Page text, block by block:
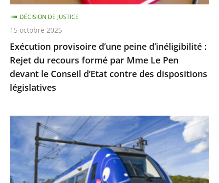
formé
par
Mme
Le
Pen
devant
le
d’Etat
contre
dispositions
législatives
Exécution provisoire d’une peine d’inéligibilité :
Rejet du recours formé par Mme Le Pen
devant le Conseil d’Etat contre des dispositions
législatives
DÉCISION DE JUSTICE
15 octobre 2025
Utilisation
du
réseau
ferré
par